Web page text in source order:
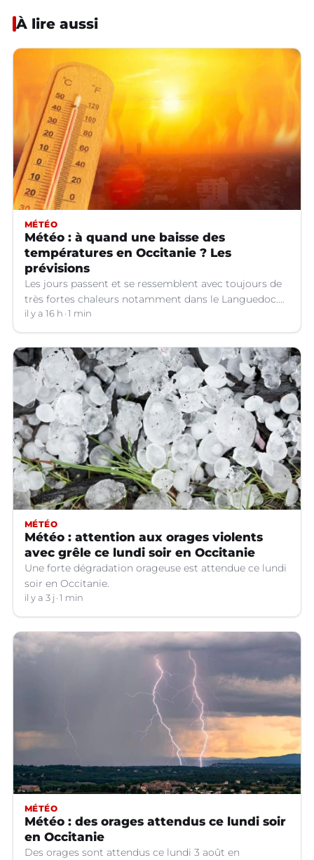
À lire aussi
MÉTÉO
Météo : à quand une baisse des
températures en Occitanie ? Les
prévisions
Les jours passent et se ressemblent avec toujours de
très fortes chaleurs notamment dans le Languedoc.
Jusqu’à quand ?
il y a 16 h 1 min
MÉTÉO
Météo : attention aux orages violents
avec grêle ce lundi soir en Occitanie
Une forte dégradation orageuse est attendue ce lundi
soir en Occitanie.
il y a 3 j 1 min
MÉTÉO
Météo : des orages attendus ce lundi soir
en Occitanie
Des orages sont attendus ce lundi 3 août en